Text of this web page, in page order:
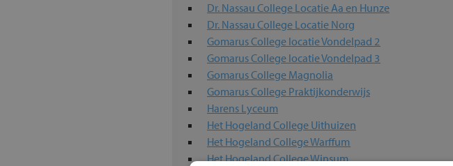
Dr. Nassau College Locatie Aa en Hunze
Dr. Nassau College Locatie Norg
Gomarus College locatie Vondelpad 2
Gomarus College locatie Vondelpad 3
Gomarus College Magnolia
Gomarus College Praktijkonderwijs
Harens Lyceum
Het Hogeland College Uithuizen
Het Hogeland College Warffum
Het Hogeland College Winsum